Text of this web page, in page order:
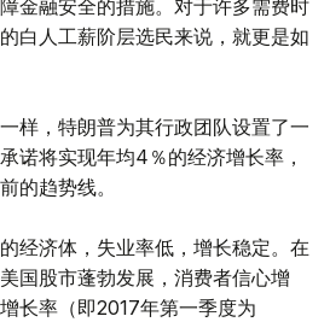
金融安全的措施。对于许多需费时
白人工薪阶层选民来说，就更是如
样，特朗普为其行政团队设置了一
诺将实现年均4％的经济增长率，
的趋势线。
经济体，失业率低，增长稳定。在
国股市蓬勃发展，消费者信心增
长率（即2017年第一季度为